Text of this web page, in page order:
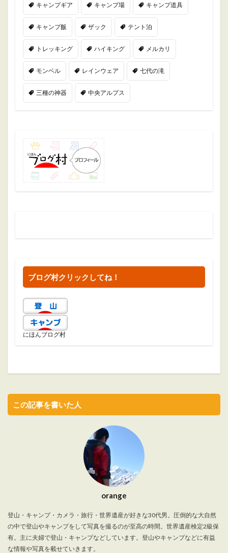
キャンプギア キャンプ場 キャンプ道具
キャンプ飯 ザック テント泊
トレッキング ハイキング メルカリ
モンベル レインウェア 七代の滝
三種の神器 中央アルプス
ブログ村クリックしてね！
にほんブログ村
この記事を書いた人
orange
登山・キャンプ・カメラ・旅行・世界遺産が好きな30代男。圧倒的な大自然
の中で登山やキャンプをして写真を撮るのが至高の時間。世界遺産検定2級保
有。主に夫婦で登山・キャンプなどしています。登山やキャンプなどに有益
な情報や写真を載せていきます。